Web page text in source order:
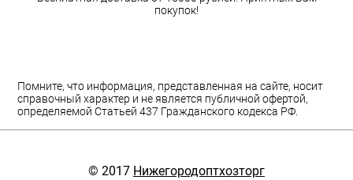
покупок!
Помните, что информация, представленная на сайте, носит
справочный характер и не является публичной офертой,
определяемой Статьей 437 Гражданского кодекса РФ.
© 2017 Нижегородоптхозторг